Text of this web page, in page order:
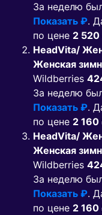
За неделю
Показать ₽.
по цене 2
HeadVita/
Женская
Wildberries
За неделю
Показать ₽.
по цене 2 160
HeadVita/
Женская
Wildberries
За неделю
Показать ₽.
по цене 2 160